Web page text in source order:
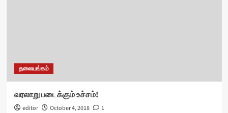
தலையங்கம்
வரலாறு படைக்கும் உச்சம்!
editor October 4, 2018 1